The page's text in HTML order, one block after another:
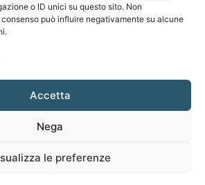
o ID unici su questo sito. Non
può influire negativamente su alcune
Accetta
Nega
le preferenze
coelumastro@coelum.com